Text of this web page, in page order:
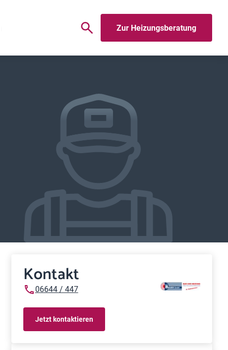
Zur Heizungsberatung
Kontakt
06644 / 447
Jetzt kontaktieren